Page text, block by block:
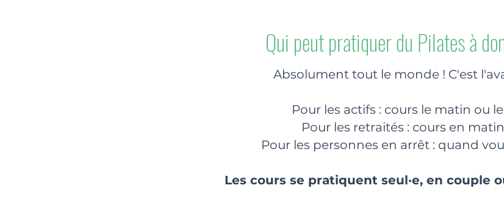
Qui peut pratiquer du Pilates à
Absolument tout le monde ! C'est
Pour les actifs : cours le matin ou
Pour les retraités : cours en
Pour les personnes en arrêt : quand
Les cours se pratiquent seul·e, en couple